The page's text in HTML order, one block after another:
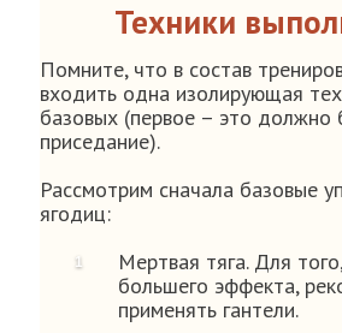
Техники
Помните, что в состав
входить одна изолирующая
базовых (первое – это должно
приседание).
Рассмотрим сначала базовые
ягодиц:
Мертвая тяга. Для
большего эффекта,
применять гантели.